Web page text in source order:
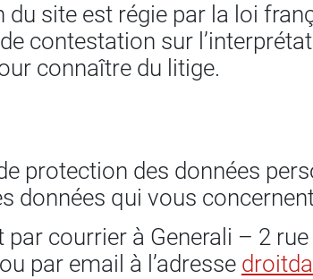
site est régie par la loi
contestation sur
connaître du litige.
protection des données
données qui vous
courrier à Generali – 2
par email à l’adresse